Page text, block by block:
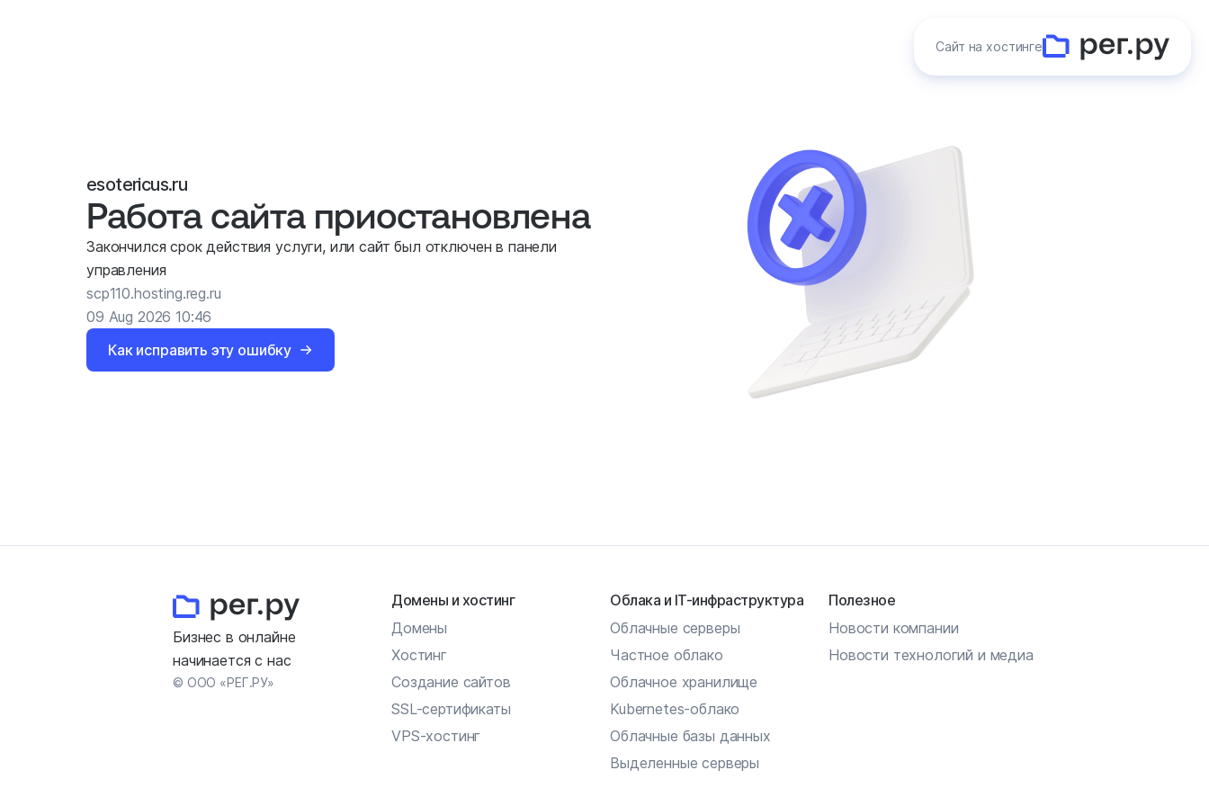
Сайт на хостинге
esotericus.ru
Работа сайта приостановлена
Закончился срок действия услуги, или сайт был отключен в панели
управления
scp110.hosting.reg.ru
09 Aug 2026 10:46
Как исправить эту ошибку
Бизнес в онлайне
начинается с нас
© ООО «РЕГ.РУ»
Домены и хостинг
Домены
Хостинг
Создание сайтов
SSL-сертификаты
VPS-хостинг
Облака и IT-инфраструктура
Облачные серверы
Частное облако
Облачное хранилище
Kubernetes-облако
Облачные базы данных
Выделенные серверы
Полезное
Новости компании
Новости технологий и медиа